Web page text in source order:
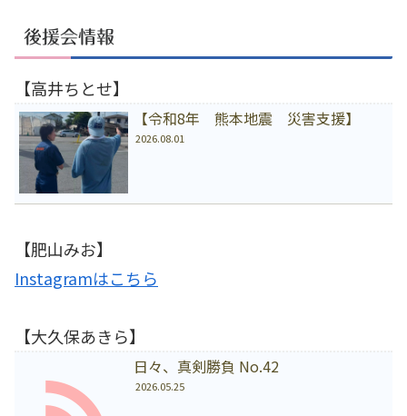
後援会情報
【高井ちとせ】
【令和8年 熊本地震 災害支援】
2026.08.01
【肥山みお】
Instagramはこちら
【大久保あきら】
日々、真剣勝負 No.42
2026.05.25